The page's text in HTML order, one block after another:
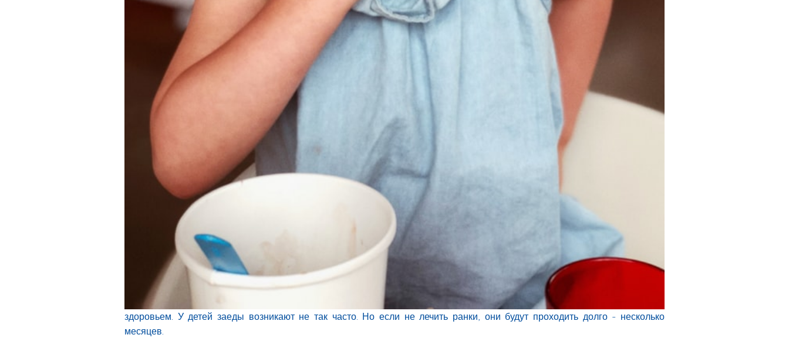
здоровьем. У детей заеды возникают не так часто. Но если не лечить ранки, они будут проходить долго - несколько
месяцев.